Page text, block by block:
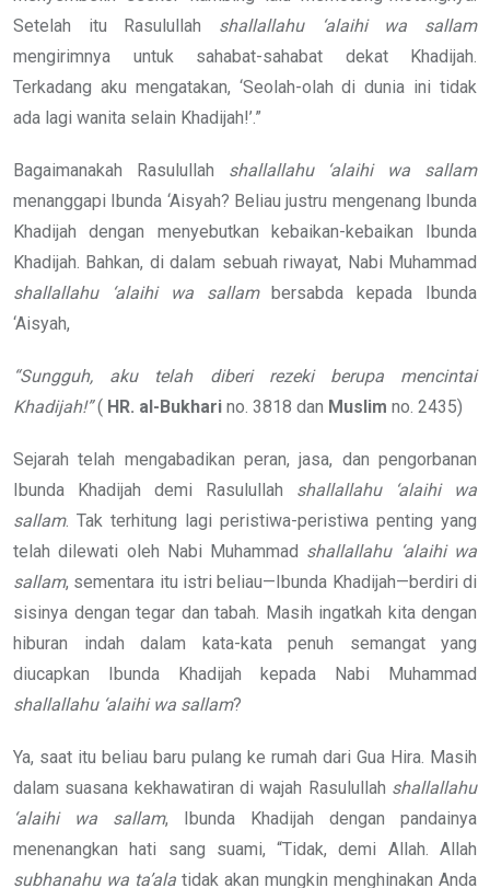
Setelah itu Rasulullah shallallahu ‘alaihi wa sallam
mengirimnya untuk sahabat-sahabat dekat Khadijah.
Terkadang aku mengatakan, ‘Seolah-olah di dunia ini tidak
ada lagi wanita selain Khadijah!’.”
Bagaimanakah Rasulullah shallallahu ‘alaihi wa sallam
menanggapi Ibunda ‘Aisyah? Beliau justru mengenang Ibunda
Khadijah dengan menyebutkan kebaikan-kebaikan Ibunda
Khadijah. Bahkan, di dalam sebuah riwayat, Nabi Muhammad
shallallahu ‘alaihi wa sallambersabda kepada Ibunda
‘Aisyah,
“Sungguh, aku telah diberi rezeki berupa mencintai
Khadijah!”( HR. al-Bukhari no. 3818 dan Muslim no. 2435)
Sejarah telah mengabadikan peran, jasa, dan pengorbanan
Ibunda Khadijah demi Rasulullah shallallahu ‘alaihi wa
sallam. Tak terhitung lagi peristiwa-peristiwa penting yang
telah dilewati oleh Nabi Muhammad shallallahu ‘alaihi wa
sallam, sementara itu istri beliau—Ibunda Khadijah—berdiri di
sisinya dengan tegar dan tabah. Masih ingatkah kita dengan
hiburan indah dalam kata-kata penuh semangat yang
diucapkan Ibunda Khadijah kepada Nabi Muhammad
shallallahu ‘alaihi wa sallam?
Ya, saat itu beliau baru pulang ke rumah dari Gua Hira. Masih
dalam suasana kekhawatiran di wajah Rasulullah shallallahu
‘alaihi wa sallam, Ibunda Khadijah dengan pandainya
menenangkan hati sang suami, “Tidak, demi Allah. Allah
subhanahu wa ta’ala tidak akan mungkin menghinakan Anda